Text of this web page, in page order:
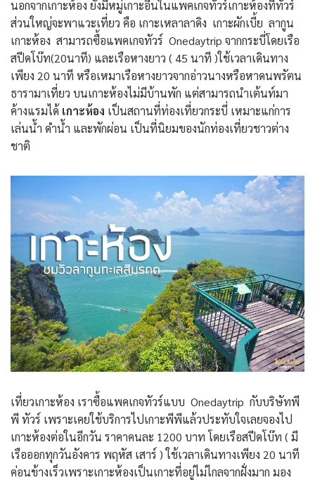
นอกจากเกาะห้อง ยังมีหมู่เกาะอื่นในแพคเกจทัวร์เกาะห้องที่ทัวร์
ส่วนใหญ่จะพาแวะเที่ยว คือ เกาะเหลาลาดิง เกาะผักเบี้ย ลากูน
เกาะห้อง สามารถซื้อแพคเกจทัวร์ Onedaytrip จากกระบี่โดยเรือ
สปีดโบ๊ท(20นาที) และเรือหางยาว ( 45 นาที )ใช้เวลาเดินทาง
เพียง 20 นาที หรือเหมาเรือหางยาวจากอ่าวนางหรือหาดนพรัตน
ธารามาเที่ยว บนเกาะห้องไม่มีบ้านพัก แต่สามารถนำเต้นท์มา
ค้างแรมได้ เกาะห้อง เป็นสถานที่ท่องเที่ยวกระบี่ เหมาะแก่การ
เล่นน้ำ ดำน้ำ และพักผ่อน เป็นที่นิยมของนักท่องเที่ยวชาวต่าง
ชาติ
เที่ยวเกาะห้อง เราซื้อแพคเกจทัวร์แบบ Onedaytrip กับบริษัทพี
พี ทัวร์ เพราะเคยใช้บริการไปเกาะพีพีแล้วประทับใจเลยจองไป
เกาะห้องต่อในอีกวัน ราคาคนละ 1200 บาท โดยเรือสปีดโบ๊ท ( มี
เรือออกทุกวันอังคาร พฤหัส เสาร์ ) ใช้เวลาเดินทางเพียง 20 นาที
ค่อนข้างเร็วเพราะเกาะห้องเป็นเกาะที่อยู่ไม่ไกลจากฝั่งมาก มอง